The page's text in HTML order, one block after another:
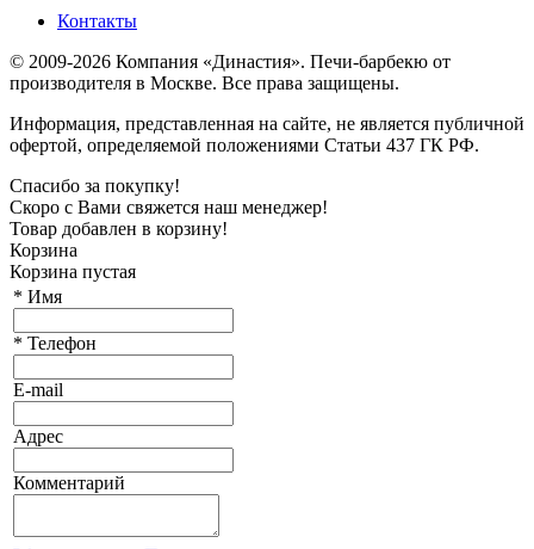
Контакты
© 2009-2026 Компания «Династия». Печи-барбекю от
производителя в Москве. Все права защищены.
Информация, представленная на сайте, не является публичной
офертой, определяемой положениями Статьи 437 ГК РФ.
Спасибо за покупку!
Скоро с Вами свяжется наш менеджер!
Товар добавлен в корзину!
Корзина
Корзина пустая
* Имя
* Телефон
E-mail
Адрес
Комментарий